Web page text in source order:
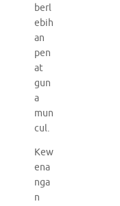
berl
ebih
an
pen
at
gun
a
mun
cul.
Kew
ena
nga
n